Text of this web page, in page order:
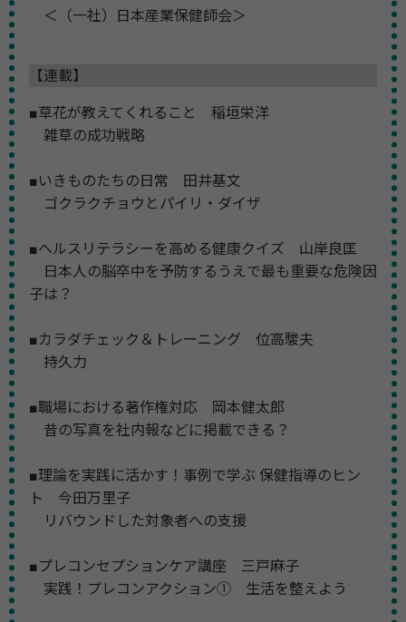
＜（一社）日本産業保健師会＞
【連載】
■草花が教えてくれること 稲垣栄洋
雑草の成功戦略
■いきものたちの日常 田井基文
ゴクラクチョウとパイリ・ダイザ
■ヘルスリテラシーを高める健康クイズ 山岸良匡
日本人の脳卒中を予防するうえで最も重要な危険因
子は？
■カラダチェック＆トレーニング 位高駿夫
持久力
■職場における著作権対応 岡本健太郎
昔の写真を社内報などに掲載できる？
■理論を実践に活かす！事例で学ぶ 保健指導のヒン
ト 今田万里子
リバウンドした対象者への支援
■プレコンセプションケア講座 三戸麻子
実践！プレコンアクション➀ 生活を整えよう